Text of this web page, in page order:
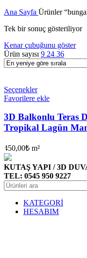
Ana Sayfa Ürünler
Tek bir sonuç gösteriliyor
Kenar çubuğunu göster
Ürün sayısı 9 24 36
Seçenekler
Favorilere ekle
3D Balkonlu Teras
Tropikal Lagün
450,00₺ m²
KUTAŞ YAPI / 3D
TEL: 0545 950 9227
KATEGORİ
HESABIM